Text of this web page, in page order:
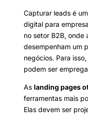
Capturar leads é
digital para
no setor B2B, onde
desempenham um
negócios. Para
podem ser
As landing pages
ferramentas mais
Elas devem ser